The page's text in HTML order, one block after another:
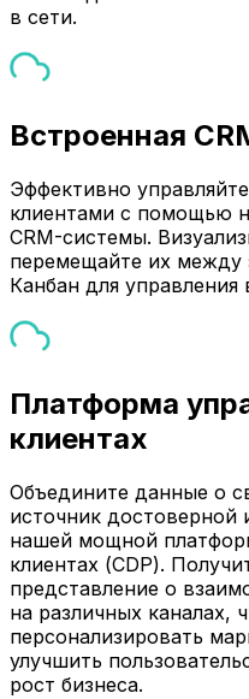
в сети.
Встроенная
Эффективно
клиентами с помощью
CRM-системы.
перемещайте их между
Канбан для
Платформа
клиентах
Объедините данные о
источник
нашей мощной
клиентах (CDP).
представление о
на различных каналах,
персонализировать
улучшить
рост бизнеса.